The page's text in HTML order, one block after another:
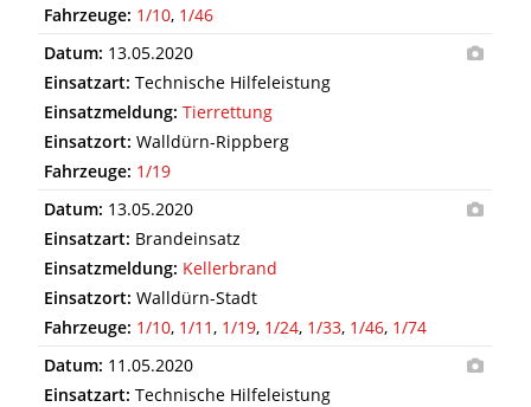
Fahrzeuge: 1/10, 1/46
Datum: 13.05.2020
Einsatzart: Technische Hilfeleistung
Einsatzmeldung: Tierrettung
Einsatzort: Walldürn-Rippberg
Fahrzeuge: 1/19
Datum: 13.05.2020
Einsatzart: Brandeinsatz
Einsatzmeldung: Kellerbrand
Einsatzort: Walldürn-Stadt
Fahrzeuge: 1/10, 1/11, 1/19, 1/24, 1/33, 1/46, 1/74
Datum: 11.05.2020
Einsatzart: Technische Hilfeleistung